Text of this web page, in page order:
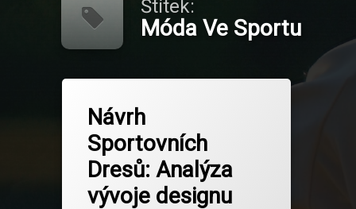
Štítek:
Móda Ve Sportu
Návrh
Sportovních
Dresů: Analýza
vývoje designu
Budoucnost Designu
Design
Digitální Inovace